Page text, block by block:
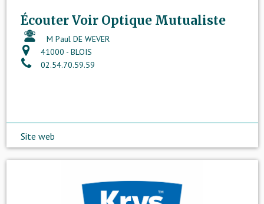
Écouter Voir Optique Mutualiste
M Paul DE WEVER
41000 - BLOIS
02.54.70.59.59
Site web